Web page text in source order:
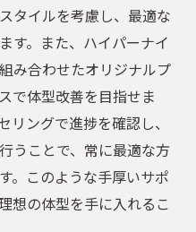
タイルを考慮し、最適な
す。また、ハイパーナイ
み合わせたオリジナルプ
で体型改善を目指せま
リングで進捗を確認し、
うことで、常に最適な方
。このような手厚いサポ
想の体型を手に入れるこ